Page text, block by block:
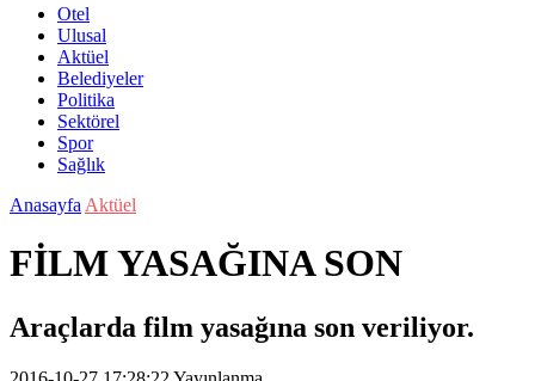
Otel
Ulusal
Aktüel
Belediyeler
Politika
Sektörel
Spor
Sağlık
Anasayfa Aktüel
FİLM YASAĞINA SON
Araçlarda film yasağına son veriliyor.